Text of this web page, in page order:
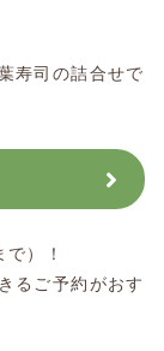
寿司の詰合せで
）！
るご予約がおす